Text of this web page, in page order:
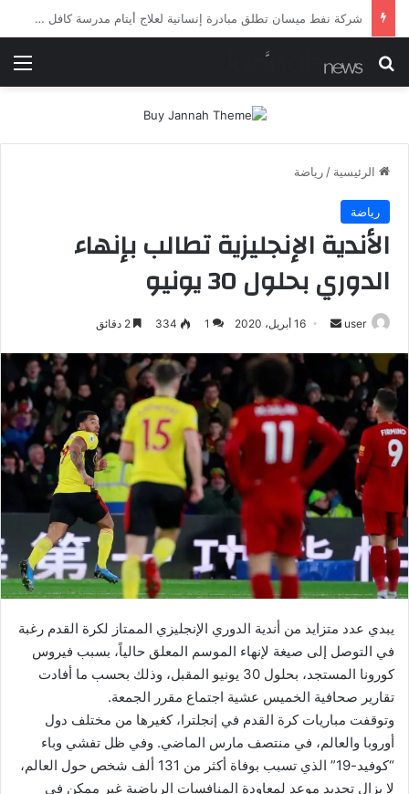
شرطة ميسان تلقي القبض على مطلقي العيارات النارية أثناء تشييع جنائزي في العمارة
بحث عن
الرئيسية / رياضة
رياضة
الأندية الإنجليزية تطالب بإنهاء
الدوري بحلول 30 يونيو
user
أرسل
إلكترونيا
16 أبريل، 2020 1
334
يبدي عدد متزايد من أندية الدوري الإنجليزي الممتاز لكرة القدم رغبة
في التوصل إلى صيغة لإنهاء الموسم المعلق حالياً، بسبب فيروس
كورونا المستجد، بحلول 30 يونيو المقبل، وذلك بحسب ما أفادت
تقارير صحافية الخميس عشية اجتماع مقرر الجمعة.
وتوقفت مباريات كرة القدم في إنجلترا، كغيرها من مختلف دول
أوروبا والعالم، في منتصف مارس الماضي. وفي ظل تفشي وباء
“كوفيد-19” الذي تسبب بوفاة أكثر من 131 ألف شخص حول العالم،
لا يزال تحديد موعد لمعاودة المنافسات الرياضية غير ممكن في